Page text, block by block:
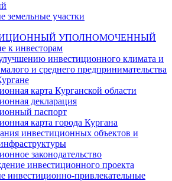
земельные участки
УПОЛНОМОЧЕННЫЙ
к инвесторам
инвестиционного климата и
и среднего предпринимательства
карта Курганской области
декларация
паспорт
карта города Кургана
инвестиционных объектов и
законодательство
инвестиционного проекта
инвестиционно-привлекательные